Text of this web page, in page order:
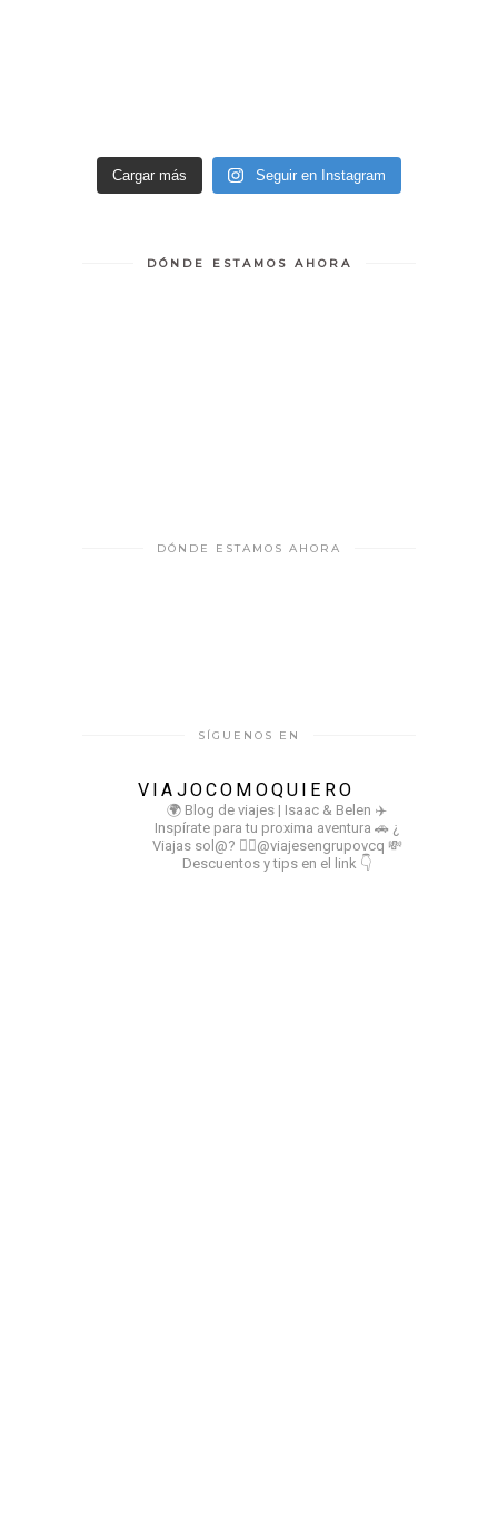
Cargar más Seguir en Instagram
DÓNDE ESTAMOS AHORA
DÓNDE ESTAMOS AHORA
SÍGUENOS EN
VIAJOCOMOQUIERO
🌍 Blog de viajes | Isaac & Belen ✈️
Inspírate para tu proxima aventura 🚗 ¿
Viajas sol@? 👉🏻@viajesengrupovcq 💸
Descuentos y tips en el link 👇